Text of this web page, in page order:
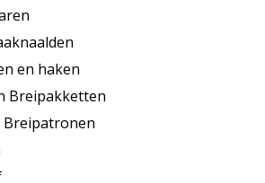
en haken
Breipakketten